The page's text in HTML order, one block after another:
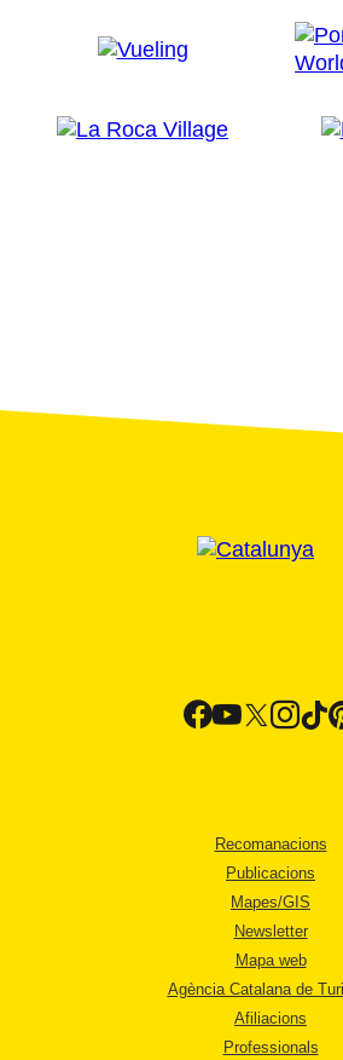
Recomanacions
Publicacions
Mapes/GIS
Newsletter
Mapa web
Agència Catalana de
Afiliacions
Professionals